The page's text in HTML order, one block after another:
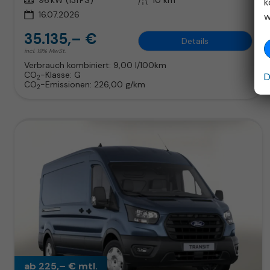
16.07.2026
35.135,– €
incl. 19% MwSt.
Details
Verbrauch kombiniert: 9,00 l/100km
CO2-Klasse: G
CO2-Emissionen: 226,00 g/km
ab 225,– € mtl.